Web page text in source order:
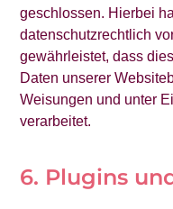
geschlossen. Hierbei
datenschutzrechtlich
gewährleistet, dass
Daten unserer
Weisungen und unter
verarbeitet.
6. Plugins